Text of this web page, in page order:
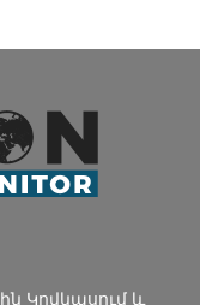
Կովկասում և